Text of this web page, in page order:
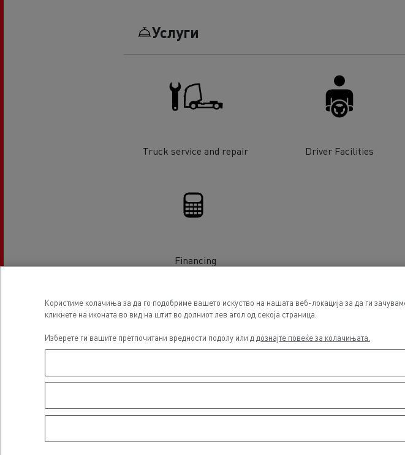
Услуги
Truck service and repair Driver Facilities
Financing
Локација
Користиме колачиња за да го подобриме вашето искуство на нашата веб-локација за да ги
кликнете на иконата во вид на штит во долниот лев агол од секоја страница.
Изберете ги вашите претпочитани вредности подолу или д дознајте повеќе за колачињата.